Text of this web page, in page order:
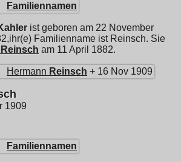
Familiennamen
ist geboren am 22 November
Familienname ist Reinsch. Sie
Reinsch am 11 April 1882.
Hermann Reinsch + 16 Nov 1909
1909
Familiennamen